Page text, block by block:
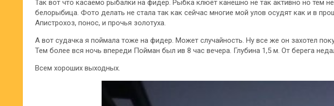
Так вот что касаемо рыбалки на фидер. Рыбка клюёт канешно не так активно но тем
белорыбица. Фото делать не стала так как сейчас многие мой улов осудят как и в
Апистрохоз, понос, и прочья золотуха.
А вот судачка я поймала тоже на фидер. Может случайность. Ну все же он захотел
Тем более вся ночь впереди Пойман был ив 8 час вечера. Глубина 1,5 м. От берега
Всем хороших выходных.